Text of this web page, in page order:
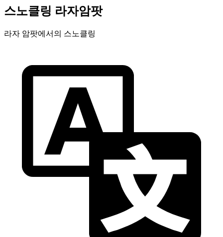
스노클링 라자암팟
라자 암팟에서의 스노클링